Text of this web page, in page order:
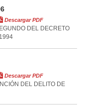
Descargar PDF
DEL DECRETO
Descargar PDF
DEL DELITO DE